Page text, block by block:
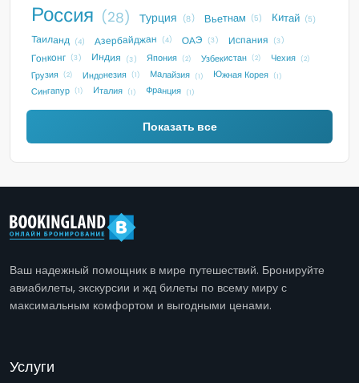
Россия (28) Турция (8) Вьетнам (5) Китай (5)
Таиланд (4) Азербайджан (4) ОАЭ (3) Испания (3)
Гонконг (3) Индия (3) Япония (2) Узбекистан (2) Чехия (2)
Грузия (2) Индонезия (1) Малайзия (1) Южная Корея (1)
Сингапур (1) Италия (1) Франция (1)
Показать все
Ваш надежный помощник в мире путешествий. Бронируйте
авиабилеты, экскурсии и жд билеты по всему миру с
максимальным комфортом и выгодными ценами.
Услуги